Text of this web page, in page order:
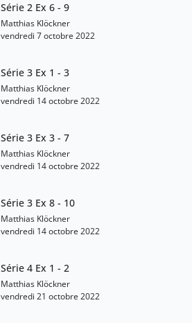
Série 2 Ex 6 - 9
Matthias Klöckner
vendredi 7 octobre 2022
Série 3 Ex 1 - 3
Matthias Klöckner
vendredi 14 octobre 2022
Série 3 Ex 3 - 7
Matthias Klöckner
vendredi 14 octobre 2022
Série 3 Ex 8 - 10
Matthias Klöckner
vendredi 14 octobre 2022
Série 4 Ex 1 - 2
Matthias Klöckner
vendredi 21 octobre 2022